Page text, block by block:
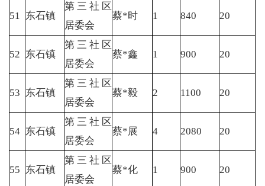
51 东石镇
第三社区
居委会
蔡*时 1 840 20
52 东石镇
第三社区
居委会
蔡*鑫 1 900 20
53 东石镇
第三社区
居委会
蔡*毅 2 1100 20
54 东石镇
第三社区
居委会
蔡*展 4 2080 20
55 东石镇
第三社区
居委会
蔡*化 1 900 20